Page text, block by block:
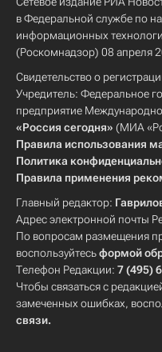
в Федеральной службе по
информационных
(Роскомнадзор) 08 апреля
Свидетельство о
Учредитель: Федеральное
предприятие
«Россия сегодня» (МИА
Правила использования
Политика
Правила применения
Главный редактор:
Адрес электронной почты
По вопросам размещения
воспользуйтесьформой
Телефон Редакции: 7 (495)
Чтобы связаться с
замеченных ошибках,
связи.